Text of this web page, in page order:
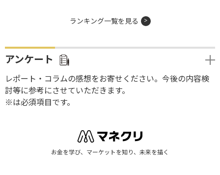
ランキング一覧を見る
アンケート
レポート・コラムの感想をお寄せください。今後の内容検
討等に参考にさせていただきます。
※は必須項目です。
お金を学び、マーケットを知り、未来を描く